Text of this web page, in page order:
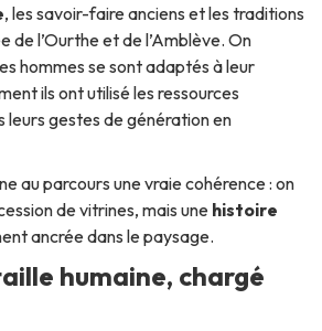
, les savoir-faire anciens et les traditions
de l’Ourthe et de l’Amblève. On
hommes se sont adaptés à leur
ils ont utilisé les ressources
leurs gestes de génération en
au parcours une vraie cohérence : on
de vitrines, mais une histoire
ancrée dans le paysage.
humaine, chargé